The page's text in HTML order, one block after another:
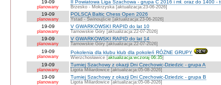
19-09
planowany
II Powiatowa Liga Szachowa - grupa C 2016 i mł. oraz do 1400 -
Brzesko - Mokrzyska [aktualizacja:23-06-2026]
19-09
planowany
POLSCA Baltic Chess Open 2026
Ystad - Świnoujście [aktualizacja:23-06-2026]
19-09
planowany
V GWARKOWSKI RAPID do lat 10
Tarnowskie Góry [aktualizacja:22-07-2026]
19-09
planowany
V GWARKOWSKI RAPID do lat 14
Tarnowskie Góry [aktualizacja:22-07-2026]
19-09
planowany
Pokolenia dla klubu klub dla pokoleń RÓŻNE GRUPY
Wierzchosławice [aktualizacja:wczoraj 06:35]
19-09
planowany
Turniej Szachowy z okazji Dni Czechowic-Dziedzic - grupa A
Ligota Miliardowice [aktualizacja:05-08-2026]
19-09
planowany
Turniej Szachowy z okazji Dni Czechowic-Dziedzic - grupa B
Ligota Miliardowice [aktualizacja:05-08-2026]